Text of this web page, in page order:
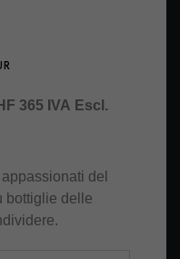
365 IVA Escl.
del
bottiglie delle